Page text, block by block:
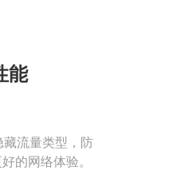
能
流量类型，防
的网络体验。